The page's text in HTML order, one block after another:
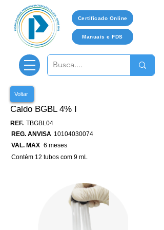
Certificado Online
Manuais e FDS
Voltar
Caldo BGBL 4% I
REF. TBGBL04
REG. ANVISA 10104030074
VAL. MAX 6 meses
Contém 12 tubos com 9 mL